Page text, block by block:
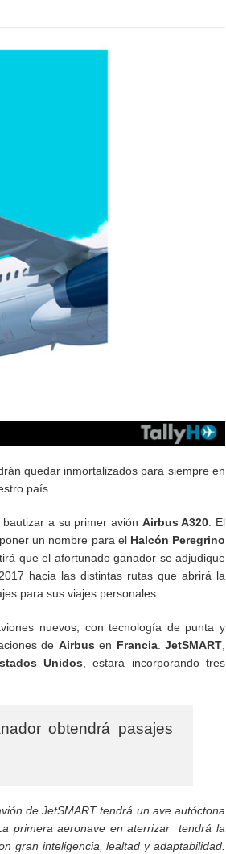
quedar inmortalizados para siempre en
país.
a su primer avión Airbus A320. El
un nombre para el Halcón Peregrino
que el afortunado ganador se adjudique
hacia las distintas rutas que abrirá la
para sus viajes personales.
nuevos, con tecnología de punta y
de Airbus en Francia. JetSMART,
Unidos, estará incorporando tres
obtendrá pasajes
de JetSMART tendrá un ave autóctona
primera aeronave en aterrizar tendrá la
gran inteligencia, lealtad y adaptabilidad.